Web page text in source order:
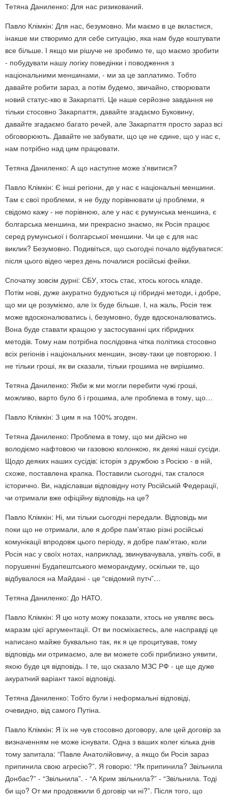
Тетяна Даниленко: Для нас ризикований.
Павло Клімкін: Для нас, безумовно. Ми маємо в це вкластися,
інакше ми створимо для себе ситуацію, яка нам буде коштувати
все більше. І якщо ми рішуче не зробимо те, що маємо зробити
- побудувати нашу логіку поведінки і поводження з
національними меншинами, - ми за це заплатимо. Тобто
давайте робити зараз, а потім будемо, звичайно, створювати
новий статус-кво в Закарпатті. Це наше серйозне завдання не
тільки стосовно Закарпаття, давайте згадаємо Буковину,
давайте згадаємо багато речей, але Закарпаття просто зараз всі
обговорюють. Давайте не забувати, що це не єдине, що у нас є,
нам потрібно над цим працювати.
Тетяна Даниленко: А що наступне може з'явитися?
Павло Клімкін: Є інші регіони, де у нас є національні меншини.
Там є свої проблеми, я не буду порівнювати ці проблеми, я
свідомо кажу - не порівнюю, але у нас є румунська меншина, є
болгарська меншина, ми прекрасно знаємо, як Росія працює
серед румунської і болгарської меншини. Чи це є для нас
виклик? Безумовно. Подивіться, що сьогодні почало відбуватися:
після цього відео через день почалися російські фейки.
Спочатку зовсім дурні: СБУ, хтось стає, хтось когось кладе.
Потім нові, дуже акуратно будуються ці гібридні методи, і добре,
що ми це розуміємо, але їх буде більше. І, на жаль, Росія теж
може вдосконалюватись і, безумовно, буде вдосконалюватись.
Вона буде ставати кращою у застосуванні цих гібридних
методів. Тому нам потрібна послідовна чітка політика стосовно
всіх регіонів і національних меншин, знову-таки це повторюю. І
не тільки гроші, як ви сказали, тільки грошима не вирішимо.
Тетяна Даниленко: Якби ж ми могли перебити чужі гроші,
можливо, варто було б і грошима, але проблема в тому, що…
Павло Клімкін: З цим я на 100% згоден.
Тетяна Даниленко: Проблема в тому, що ми дійсно не
володіємо нафтовою чи газовою колонкою, як деякі наші сусіди.
Щодо деяких наших сусідів: історія з дружбою з Росією - в ній,
схоже, поставлена крапка. Поставили сьогодні, так сталося
історично. Ви, надіславши відповідну ноту Російській Федерації,
чи отримали вже офіційну відповідь на це?
Павло Клімкін: Ні, ми тільки сьогодні передали. Відповідь ми
поки що не отримали, але я добре пам'ятаю різні російські
комунікації впродовж цього періоду, я добре пам'ятаю, коли
Росія нас у своїх нотах, наприклад, звинувачувала, уявіть собі, в
порушенні Будапештського меморандуму, оскільки те, що
відбувалося на Майдані - це “свідомий путч”…
Тетяна Даниленко: До НАТО.
Павло Клімкін: Я цю ноту можу показати, хтось не уявляє весь
маразм цієї аргументації. От ви посміхаєтесь, але насправді це
написано майже буквально так, як я це процитував, тому
відповідь ми отримаємо, але ви можете собі приблизно уявити,
якою буде ця відповідь. І те, що сказало МЗС РФ - це ще дуже
акуратний варіант такої відповіді.
Тетяна Даниленко: Тобто були і неформальні відповіді,
очевидно, від самого Путіна.
Павло Клімкін: Я їх не чув стосовно договору, але цей договір за
визначенням не може існувати. Одна з ваших колег кілька днів
тому запитала: “Павле Анатолійовичу, а якщо би Росія зараз
припинила свою агресію?”. Я говорю: “Як припинила? Звільнила
Донбас?” - “Звільнила”. - “А Крим звільнила?” - “Звільнила. Тоді
би що? От ми продовжили б договір чи ні?”. Після того, що